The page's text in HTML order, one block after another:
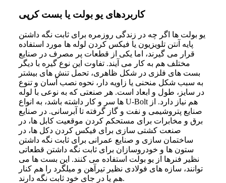
کاربردهای یو بولت یا بست کرپی
یو بولت ها اگر چه در زندگی روزمره برای ثابت نگه داشتن
پایه آنتن تلویزیون یا فیکس کردن لوله ها مورد استفاده
قرار می گیرند، اما یکی از قطعات پر مصرف در صنایع
مختلف هم به کار می آیند. تفاوت این نوع گیره با دیگر
بست های فلزی در شکل ظاهری، تحمل تنش های بیشتر
به سبب شکل منحنی یا زاویه دار، نحوه نصب آسان و تنوع
در سایز، طول و ابعاد است. هر صنعتی که به نوعی با لوله
ها سر و کار داشته باشد، به انواع U-Bolt هم نیاز دارد. از
صنایع پتروشیمی و نفت و گاز گرفته تا آبرسانی. در صنایع
برق و مخابرات برای مستحکم کردن موقعیت کابل ها، در
صنعت کشتی سازی برای فیکس کردن دکل ها، در
ساختمان سازی و صنایع عمرانی برای ثابت نگه داشتن
ستون ها و خودروسازان برای ثابت نگه داشتن قطعاتی
نظیر فنرها از یو بولت استفاده می کنند. این بست ها می
توانند، سازه های فولادی نظیر تیرآهن و میلگرد را هم کنار
هم یا در جای خود ثابت نگه دارند.